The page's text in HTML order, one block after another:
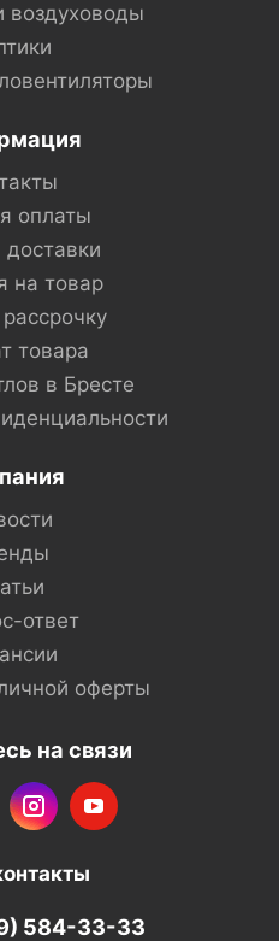
оплаты
доставки
на товар
товара
в Бресте
ответ
оферты
на связи
584-33-33